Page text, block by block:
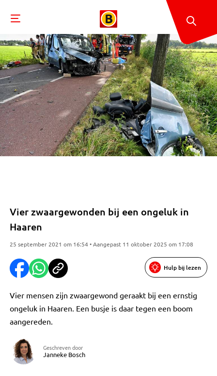
Vier zwaargewonden bij een ongeluk in
Haaren
25 september 2021 om 16:54 • Aangepast 11 oktober 2025 om 17:08
Hulp bij lezen
Vier mensen zijn zwaargewond geraakt bij een ernstig
ongeluk in Haaren. Een busje is daar tegen een boom
aangereden.
Geschreven door
Janneke Bosch